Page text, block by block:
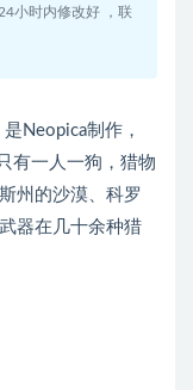
小时内修改好 ，联
Neopica制作，
有一人一狗，猎物
州的沙漠、科罗
器在几十余种猎